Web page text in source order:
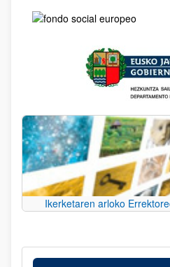
Ikerketaren arloko